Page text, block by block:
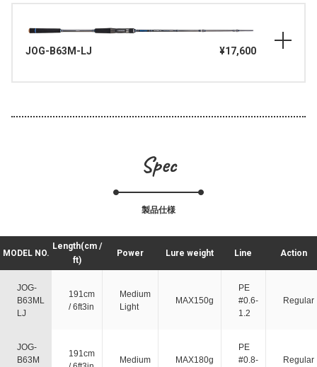
JOG-B63M-LJ ¥17,600
Spec
製品仕様
MODEL NO.
Length(cm /
ft)
Power Lure weight Line Action
JOG-
B63ML
LJ
191cm
/ 6ft3in
Medium
Light
MAX150g
PE
#0.6-
1.2
Regular
JOG-
B63M
191cm
Medium MAX180g
PE
#0.8-
Regular